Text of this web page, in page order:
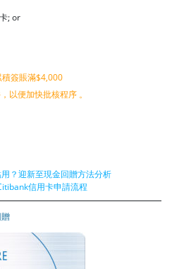
; or
簽賬滿$4,000
以便加快批核程序 。
？迎新至現金回贈方法分析
信用卡申請流程